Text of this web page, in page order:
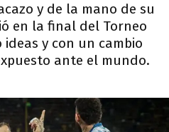
y de la mano de su
en la final del Torneo
y con un cambio
ante el mundo.